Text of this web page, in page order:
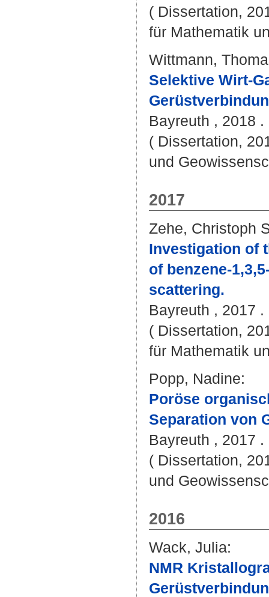
( Dissertation,
für Mathematik
Wittmann,
Selektive Wirt-
Bayreuth , 2018
( Dissertation,
und
2017
Zehe, Christoph
Investigation of
of benzene-
scattering.
Bayreuth , 2017
( Dissertation,
für Mathematik
Popp, Nadine:
Poröse
Separation von
Bayreuth , 2017 .
( Dissertation,
und
2016
Wack, Julia:
NMR